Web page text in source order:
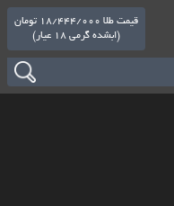
قیمت طلا 18/444/000 تومان
(ابشده گرمی 18 عیار)